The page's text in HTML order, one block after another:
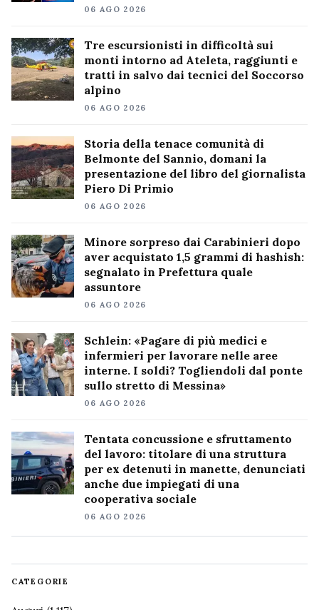
06 AGO 2026
Tre escursionisti in difficoltà sui
monti intorno ad Ateleta, raggiunti e
tratti in salvo dai tecnici del Soccorso
alpino
06 AGO 2026
Storia della tenace comunità di
Belmonte del Sannio, domani la
presentazione del libro del giornalista
Piero Di Primio
06 AGO 2026
Minore sorpreso dai Carabinieri dopo
aver acquistato 1,5 grammi di hashish:
segnalato in Prefettura quale
assuntore
06 AGO 2026
Schlein: «Pagare di più medici e
infermieri per lavorare nelle aree
interne. I soldi? Togliendoli dal ponte
sullo stretto di Messina»
06 AGO 2026
Tentata concussione e sfruttamento
del lavoro: titolare di una struttura
per ex detenuti in manette, denunciati
anche due impiegati di una
cooperativa sociale
06 AGO 2026
CATEGORIE